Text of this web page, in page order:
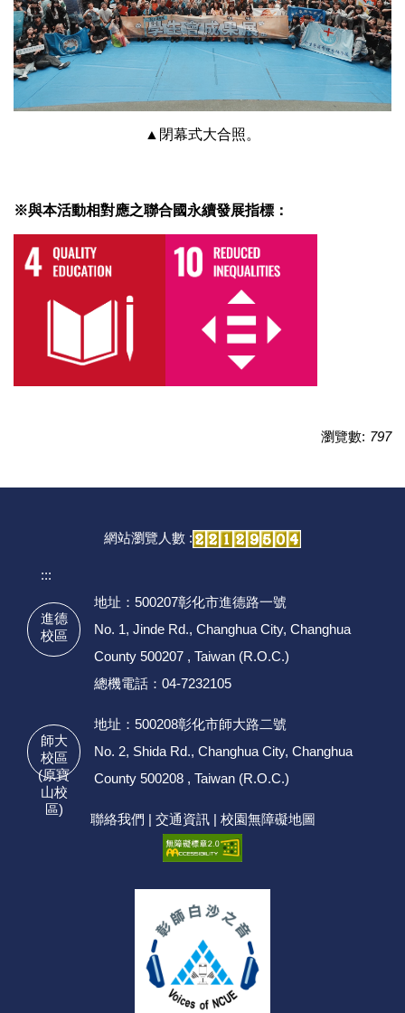
▲閉幕式大合照。
※與本活動相對應之聯合國永續發展指標：
瀏覽數: 797
網站瀏覽人數 :
:::
進德
校區
地址：500207彰化市進德路一號
No. 1, Jinde Rd., Changhua City, Changhua
County 500207 , Taiwan (R.O.C.)
總機電話：04-7232105
師大
校區
(原寶
山校
區)
地址：500208彰化市師大路二號
No. 2, Shida Rd., Changhua City, Changhua
County 500208 , Taiwan (R.O.C.)
聯絡我們 | 交通資訊| 校園無障礙地圖